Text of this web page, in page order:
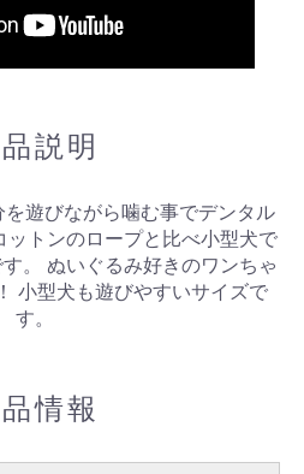
説明
遊びながら噛む事でデンタル
トンのロープと比べ小型犬で
。 ぬいぐるみ好きのワンちゃ
小型犬も遊びやすいサイズで
す。
情報